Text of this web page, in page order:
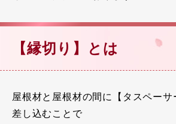
【縁切り】とは
屋根材と屋根材の間に【タスペーサ
差し込むことで